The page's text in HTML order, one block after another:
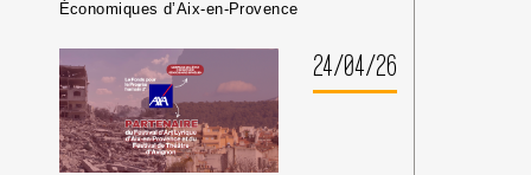
Économiques d’Aix-en-Provence
24/04/26